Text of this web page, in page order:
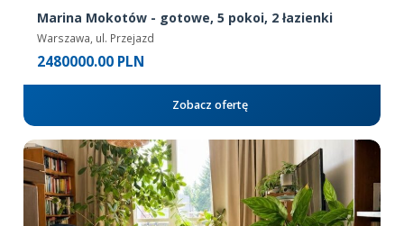
Marina Mokotów - gotowe, 5 pokoi, 2 łazienki
Warszawa, ul. Przejazd
2480000.00 PLN
Zobacz ofertę